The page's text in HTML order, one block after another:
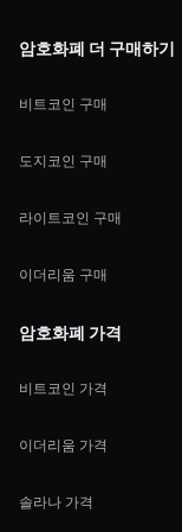
암호화폐 더 구매하기
비트코인 구매
도지코인 구매
라이트코인 구매
이더리움 구매
암호화폐 가격
비트코인 가격
이더리움 가격
솔라나 가격